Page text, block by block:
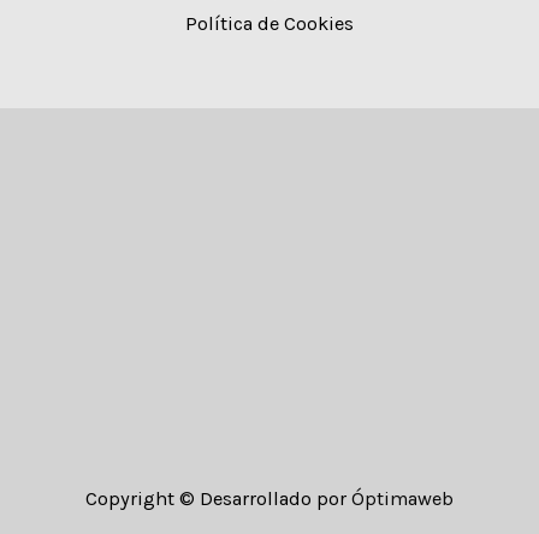
Política de Cookies
Copyright © Desarrollado por Óptimaweb